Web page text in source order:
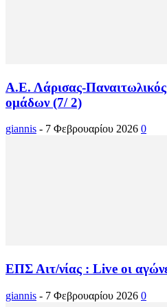
Α.Ε. Λάρισας-
ομάδων (7/ 2)
giannis - 7 Φεβρουαρίου 2026 0
ΕΠΣ Αιτ/νίας : Live οι
giannis - 7 Φεβρουαρίου 2026 0